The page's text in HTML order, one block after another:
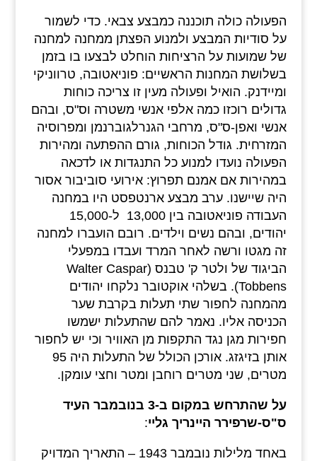
הפעולה כולה תוכננה כמבצע צבאי. כדי לשמור
על סודיות המבצע ולמנוע הפצתן ממחנה למחנה
של שמועות על הרציחות הוחלט לבצעו בו בזמן
בשלושת המחנות הראשיים: פוניאטובה, טרווניקי
ומיידנק. הואיל ופעולה מעין זו צריכה כוחות
גדולים רוכזו כמה אלפי אנשי משטרה וס"ס, ובהם
אנשי ואפן-ס"ס, מרחבי הגנרלגוברנמן ומפרוסיה
המזרחית. גודל הכוחות, גורם ההפתעה ומהירות
הפעולה נועדו למנוע כל התנגדות או לדכאה
במהירות אם אמנם תפרוץ: אירועי סוביבור אסור
היה שיישנו. ערב מבצע ארנטפסט היו במחנה
העבודה פוניאטובה בין 13,000 ל-15,000
יהודים, ובהם נשים וילדים. רובם הועברו למחנה
זה מגטו ורשה לאחר המרד ועבדו במפעלי
הביגוד של ולטר ק' טבנס (Walter Caspar
Tobbens). בשלהי אוקטובר נלקחו יהודים
מהמחנה לחפור שתי תעלות בקרבת שער
הכניסה אליו. נאמר להם שהתעלות ישמשו
חפירות מגן נגד התקפות מן האוויר וכי יש לחפור
אותן בזיגזג. אורכן הכולל של התעלות היה 95
מטרים, שני מטרים רוחבן ומטר וחצי עומקן.
על שהתרחש במקום ב-3 בנובמבר העיד
ס"ס-שרפירר היינריך גליי:
באחד מלילות נובמבר 1943 – התאריך המדויק